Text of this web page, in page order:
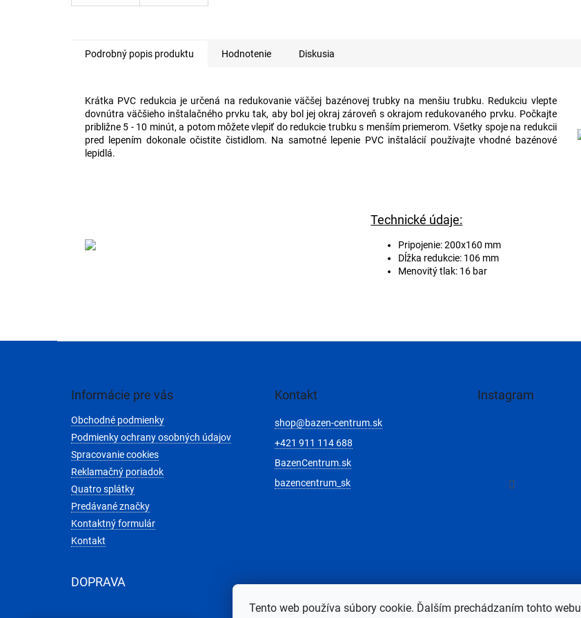
Tento web používa súbory cookie. Ďalším prechádzaním tohto webu
Podrobný popis produktu Hodnotenie Diskusia
Krátka PVC redukcia je určená na redukovanie väčšej bazénovej trubky na menšiu trubku. Redukciu vlepte
dovnútra väčšieho inštalačného prvku tak, aby bol jej okraj zároveň s okrajom redukovaného prvku. Počkajte
približne 5 - 10 minút, a potom môžete vlepiť do redukcie trubku s menším priemerom. Všetky spoje na redukcii
pred lepením dokonale očistite čistidlom. Na samotné lepenie PVC inštalácií používajte vhodné bazénové
lepidlá.
Technické údaje:
Pripojenie: 200x160 mm
Dĺžka redukcie: 106 mm
Menovitý tlak: 16 bar
Informácie pre vás
Obchodné podmienky
Podmienky ochrany osobných údajov
Spracovanie cookies
Reklamačný poriadok
Quatro splátky
Predávané značky
Kontaktný formulár
Kontakt
Kontakt
shop@bazen-centrum.sk
+421 911 114 688
BazenCentrum.sk
bazencentrum_sk
Instagram
DOPRAVA